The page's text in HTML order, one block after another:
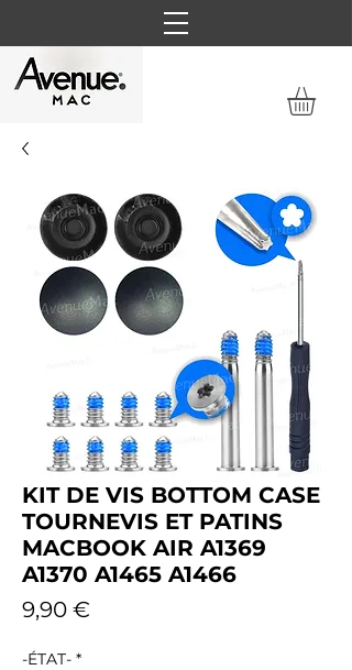
KIT DE VIS BOTTOM CASE
TOURNEVIS ET PATINS
MACBOOK AIR A1369
A1370 A1465 A1466
9,90 €
-ÉTAT- *